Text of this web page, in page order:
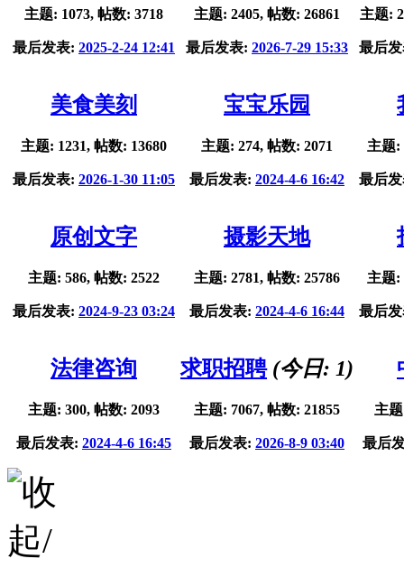
主题: 1073, 帖数: 3718
最后发表: 2025-2-24 12:41
主题: 2405, 帖数: 26861
最后发表: 2026-7-29 15:33
主题:
最后
美食美刻
主题: 1231, 帖数: 13680
最后发表: 2026-1-30 11:05
宝宝乐园
主题: 274, 帖数: 2071
最后发表: 2024-4-6 16:42
主题:
最后
原创文字
主题: 586, 帖数: 2522
最后发表: 2024-9-23 03:24
摄影天地
主题: 2781, 帖数: 25786
最后发表: 2024-4-6 16:44
主题:
最后
法律咨询
主题: 300, 帖数: 2093
最后发表: 2024-4-6 16:45
求职招聘(今日: 1)
主题: 7067, 帖数: 21855
最后发表: 2026-8-9 03:40
主
最后